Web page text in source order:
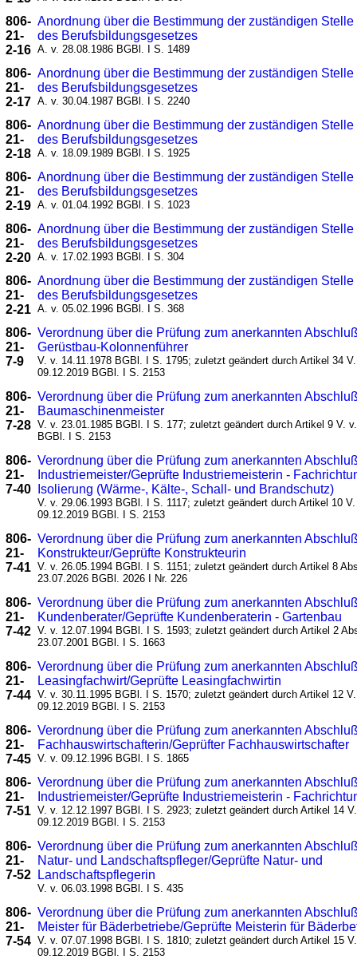
806-
21-
2-16
Anordnung über die Bestimmung der zuständigen
des Berufsbildungsgesetzes
A. v. 28.08.1986 BGBl. I S. 1489
806-
21-
2-17
Anordnung über die Bestimmung der zuständigen
des Berufsbildungsgesetzes
A. v. 30.04.1987 BGBl. I S. 2240
806-
21-
2-18
Anordnung über die Bestimmung der zuständigen
des Berufsbildungsgesetzes
A. v. 18.09.1989 BGBl. I S. 1925
806-
21-
2-19
Anordnung über die Bestimmung der zuständigen
des Berufsbildungsgesetzes
A. v. 01.04.1992 BGBl. I S. 1023
806-
21-
2-20
Anordnung über die Bestimmung der zuständigen
des Berufsbildungsgesetzes
A. v. 17.02.1993 BGBl. I S. 304
806-
21-
2-21
Anordnung über die Bestimmung der zuständigen
des Berufsbildungsgesetzes
A. v. 05.02.1996 BGBl. I S. 368
806-
21-
7-9
Verordnung über die Prüfung zum anerkannten
Gerüstbau-Kolonnenführer
V. v. 14.11.1978 BGBl. I S. 1795; zuletzt geändert durch Artikel 34
09.12.2019 BGBl. I S. 2153
806-
21-
7-28
Verordnung über die Prüfung zum anerkannten
Baumaschinenmeister
V. v. 23.01.1985 BGBl. I S. 177; zuletzt geändert durch Artikel 9 V.
BGBl. I S. 2153
806-
21-
7-40
Verordnung über die Prüfung zum anerkannten
Industriemeister/Geprüfte Industriemeisterin -
Isolierung (Wärme-, Kälte-, Schall- und Brandschutz)
V. v. 29.06.1993 BGBl. I S. 1117; zuletzt geändert durch Artikel 10
09.12.2019 BGBl. I S. 2153
806-
21-
7-41
Verordnung über die Prüfung zum anerkannten
Konstrukteur/Geprüfte Konstrukteurin
V. v. 26.05.1994 BGBl. I S. 1151; zuletzt geändert durch Artikel 8
23.07.2026 BGBl. 2026 I Nr. 226
806-
21-
7-42
Verordnung über die Prüfung zum anerkannten
Kundenberater/Geprüfte Kundenberaterin - Gartenbau
V. v. 12.07.1994 BGBl. I S. 1593; zuletzt geändert durch Artikel 2
23.07.2001 BGBl. I S. 1663
806-
21-
7-44
Verordnung über die Prüfung zum anerkannten
Leasingfachwirt/Geprüfte Leasingfachwirtin
V. v. 30.11.1995 BGBl. I S. 1570; zuletzt geändert durch Artikel 12
09.12.2019 BGBl. I S. 2153
806-
21-
7-45
Verordnung über die Prüfung zum anerkannten
Fachhauswirtschafterin/Geprüfter Fachhauswirtschafter
V. v. 09.12.1996 BGBl. I S. 1865
806-
21-
7-51
Verordnung über die Prüfung zum anerkannten
Industriemeister/Geprüfte Industriemeisterin -
V. v. 12.12.1997 BGBl. I S. 2923; zuletzt geändert durch Artikel 14
09.12.2019 BGBl. I S. 2153
806-
21-
7-52
Verordnung über die Prüfung zum anerkannten
Natur- und Landschaftspfleger/Geprüfte Natur- und
Landschaftspflegerin
V. v. 06.03.1998 BGBl. I S. 435
806-
21-
7-54
Verordnung über die Prüfung zum anerkannten
Meister für Bäderbetriebe/Geprüfte Meisterin für
V. v. 07.07.1998 BGBl. I S. 1810; zuletzt geändert durch Artikel 15
09.12.2019 BGBl. I S. 2153